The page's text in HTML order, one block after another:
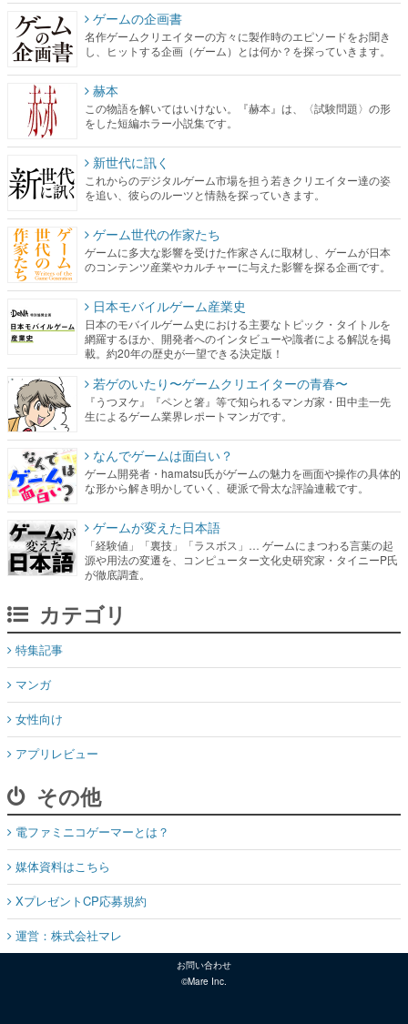
ゲームの企画書
名作ゲームクリエイターの方々に製作時のエピソードをお聞き
し、ヒットする企画（ゲーム）とは何か？を探っていきます。
赫本
この物語を解いてはいけない。『赫本』は、〈試験問題〉の形
をした短編ホラー小説集です。
新世代に訊く
これからのデジタルゲーム市場を担う若きクリエイター達の姿
を追い、彼らのルーツと情熱を探っていきます。
ゲーム世代の作家たち
ゲームに多大な影響を受けた作家さんに取材し、ゲームが日本
のコンテンツ産業やカルチャーに与えた影響を探る企画です。
日本モバイルゲーム産業史
日本のモバイルゲーム史における主要なトピック・タイトルを
網羅するほか、開発者へのインタビューや識者による解説を掲
載。約20年の歴史が一望できる決定版！
若ゲのいたり〜ゲームクリエイターの青春〜
『うつヌケ』『ペンと箸』等で知られるマンガ家・田中圭一先
生によるゲーム業界レポートマンガです。
なんでゲームは面白い？
ゲーム開発者・hamatsu氏がゲームの魅力を画面や操作の具体的
な形から解き明かしていく、硬派で骨太な評論連載です。
ゲームが変えた日本語
「経験値」「裏技」「ラスボス」… ゲームにまつわる言葉の起
源や用法の変遷を、コンピューター文化史研究家・タイニーP氏
が徹底調査。
カテゴリ
特集記事
マンガ
女性向け
アプリレビュー
その他
電ファミニコゲーマーとは？
媒体資料はこちら
XプレゼントCP応募規約
運営：株式会社マレ
お問い合わせ
©Mare Inc.